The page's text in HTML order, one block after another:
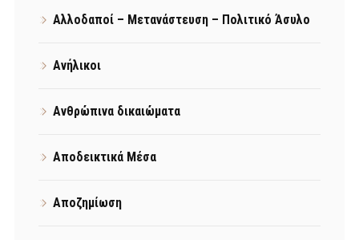
Αλλοδαποί – Μετανάστευση – Πολιτικό Άσυλο
Ανήλικοι
Ανθρώπινα δικαιώματα
Αποδεικτικά Μέσα
Αποζημίωση